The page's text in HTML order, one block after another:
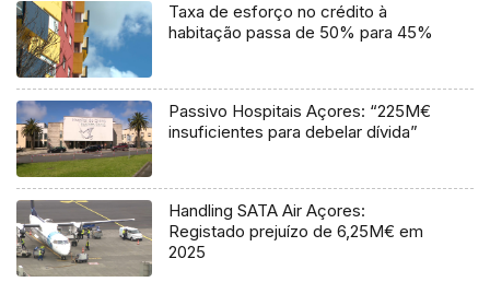
Taxa de esforço no crédito à
habitação passa de 50% para 45%
Passivo Hospitais Açores: “225M€
insuficientes para debelar dívida”
Handling SATA Air Açores:
Registado prejuízo de 6,25M€ em
2025